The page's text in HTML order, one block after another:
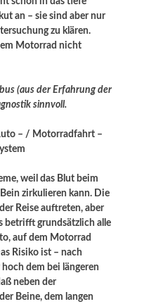
an – sie sind aber nur
zu klären.
Motorrad nicht
(aus der Erfahrung der
sinnvoll.
– / Motorradfahrt –
weil das Blut beim
zirkulieren kann. Die
Reise auftreten, aber
betrifft grundsätzlich alle
auf dem Motorrad
Risiko ist – nach
dem bei längeren
neben der
Beine, dem langen